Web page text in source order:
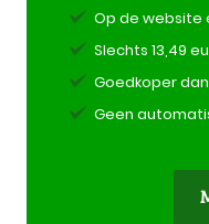
Op de website
Slechts 13,49
Goedkoper
Geen